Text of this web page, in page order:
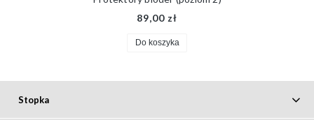
89,00 zł
Do koszyka
Stopka